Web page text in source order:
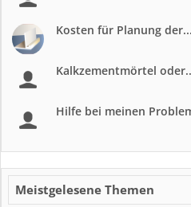
Kosten für Planung der...
Kalkzementmörtel
Hilfe bei meinen
Meistgelesene Themen